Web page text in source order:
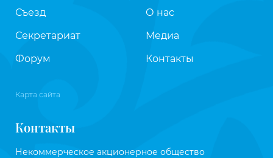
Съезд
Секретариат
Форум
О нас
Медиа
Контакты
Карта сайта
Контакты
Некоммерческое акционерное общество